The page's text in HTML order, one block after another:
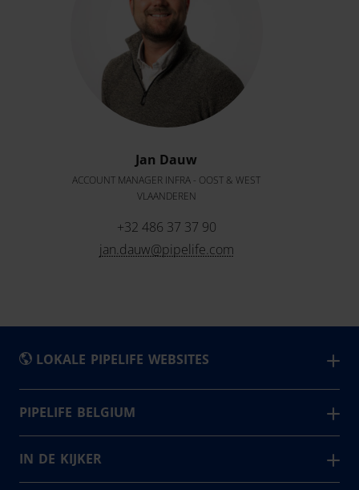
Jan Dauw
ACCOUNT MANAGER INFRA - OOST & WEST
VLAANDEREN
+32 486 37 37 90
jan.dauw@pipelife.com
LOKALE PIPELIFE WEBSITES
België - Nederlands
Belgique - Français
PIPELIFE BELGIUM
Pipelife is één van de grootste producenten van
leidingsystemen in Europa. In België leveren wij vanuit 4
productievestigingen. Samen voorzien we elke dag
IN DE KIJKER
Master3Plus